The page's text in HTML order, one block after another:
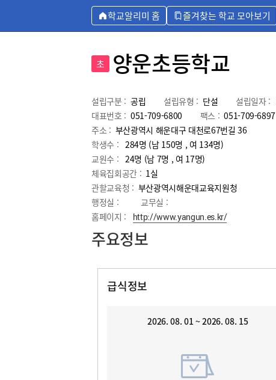
학교알리미 홈 즐겨찾는 학교 모아보기
초 양운초등학교
설립구분 : 공립 설립유형 : 단설 설립일자 :
대표번호 : 051-709-6800 팩스 : 051-709-6897
주소 : 부산광역시 해운대구 대천로67번길 36
학생수 : 284명 (남 150명 , 여 134명)
교원수 : 24명 (남 7명 , 여 17명)
체육집회공간 : 1실
관할교육청 : 부산광역시해운대교육지원청
행정실 :
교무실 :
홈페이지 :
http://www.yangun.es.kr/
주요정보
급식정보
2026. 08. 01 ~ 2026. 08. 15